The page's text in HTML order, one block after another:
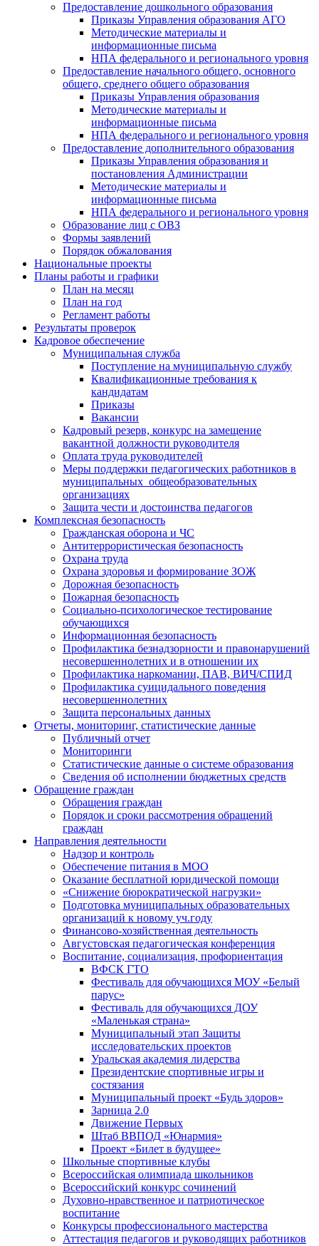
Предоставление дошкольного образования
Приказы Управления образования АГО
Методические материалы и
информационные письма
НПА федерального и регионального уровня
Предоставление начального общего, основного
общего, среднего общего образования
Приказы Управления образования
Методические материалы и
информационные письма
НПА федерального и регионального уровня
Предоставление дополнительного образования
Приказы Управления образования и
постановления Администрации
Методические материалы и
информационные письма
НПА федерального и регионального уровня
Образование лиц с ОВЗ
Формы заявлений
Порядок обжалования
Национальные проекты
Планы работы и графики
План на месяц
План на год
Регламент работы
Результаты проверок
Кадровое обеспечение
Муниципальная служба
Поступление на муниципальную службу
Квалификационные требования к
кандидатам
Приказы
Вакансии
Кадровый резерв, конкурс на замещение
вакантной должности руководителя
Оплата труда руководителей
Меры поддержки педагогических работников в
муниципальных общеобразовательных
организациях
Защита чести и достоинства педагогов
Комплексная безопасность
Гражданская оборона и ЧС
Антитеррористическая безопасность
Охрана труда
Охрана здоровья и формирование ЗОЖ
Дорожная безопасность
Пожарная безопасность
Социально-психологическое тестирование
обучающихся
Информационная безопасность
Профилактика безнадзорности и правонарушений
несовершеннолетних и в отношении их
Профилактика наркомании, ПАВ, ВИЧ/СПИД
Профилактика суицидального поведения
несовершеннолетних
Защита персональных данных
Отчеты, мониторинг, статистические данные
Публичный отчет
Мониторинги
Статистические данные о системе образования
Сведения об исполнении бюджетных средств
Обращение граждан
Обращения граждан
Порядок и сроки рассмотрения обращений
граждан
Направления деятельности
Надзор и контроль
Обеспечение питания в МОО
Оказание бесплатной юридической помощи
«Снижение бюрократической нагрузки»
Подготовка муниципальных образовательных
организаций к новому уч.году
Финансово-хозяйственная деятельность
Августовская педагогическая конференция
Воспитание, социализация, профориентация
ВФСК ГТО
Фестиваль для обучающихся МОУ «Белый
парус»
Фестиваль для обучающихся ДОУ
«Маленькая страна»
Муниципальный этап Защиты
исследовательских проектов
Уральская академия лидерства
Президентские спортивные игры и
состязания
Муниципальный проект «Будь здоров»
Зарница 2.0
Движение Первых
Штаб ВВПОД «Юнармия»
Проект «Билет в будущее»
Школьные спортивные клубы
Всероссийская олимпиада школьников
Всероссийский конкурс сочинений
Духовно-нравственное и патриотическое
воспитание
Конкурсы профессионального мастерства
Аттестация педагогов и руководящих работников